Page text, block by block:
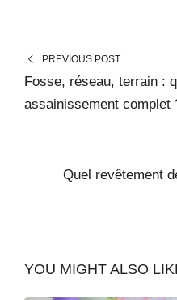
PREVIOUS POST
Fosse, réseau, terrain :
assainissement complet
Quel revêtement
YOU MIGHT ALSO